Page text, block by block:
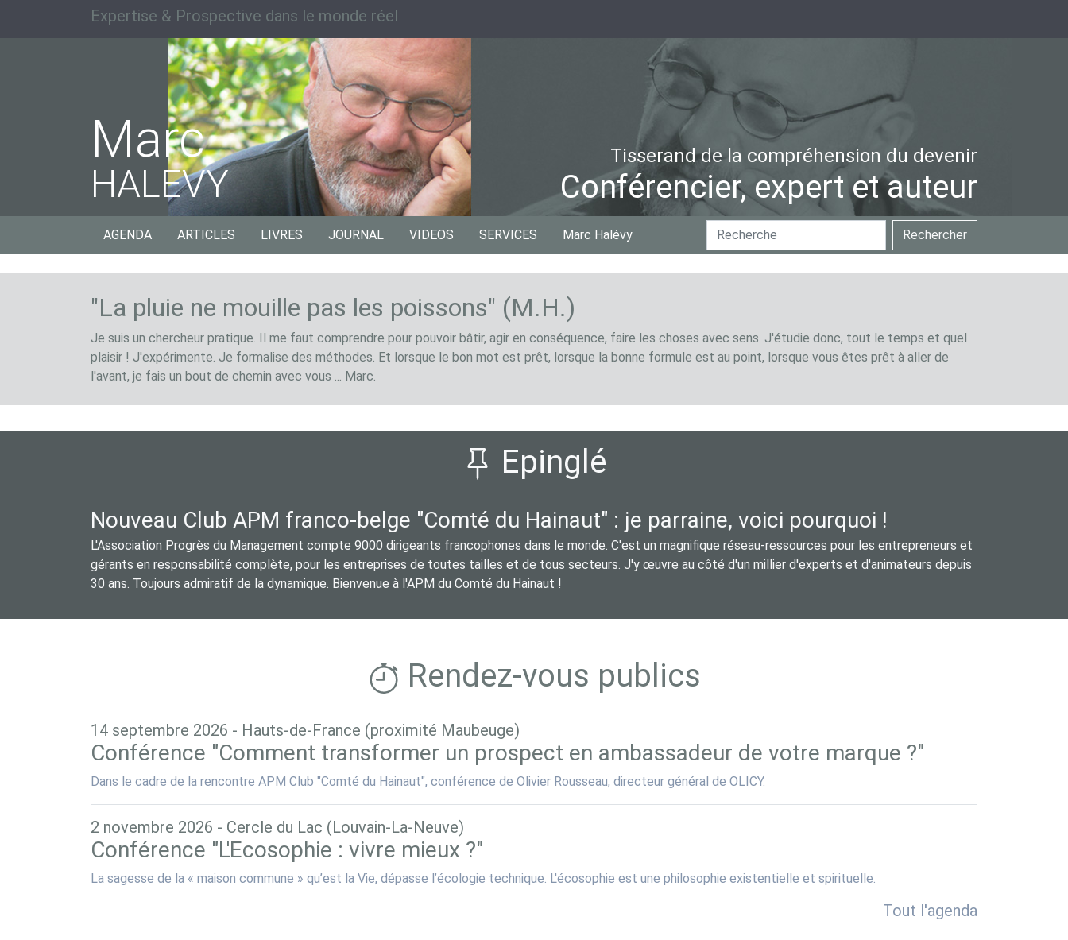
Expertise & Prospective dans le monde réel
Marc
HALEVY
Tisserand de la compréhension du devenir
Conférencier, expert et auteur
AGENDA ARTICLES LIVRES JOURNAL VIDEOS SERVICES Marc Halévy
Chercher
par
Rechercher
Recherche
avancée…
"La pluie ne mouille pas les poissons" (M.H.)
Je suis un chercheur pratique. Il me faut comprendre pour pouvoir bâtir, agir en conséquence, faire les choses avec sens. J'étudie donc, tout le temps et quel
plaisir ! J'expérimente. Je formalise des méthodes. Et lorsque le bon mot est prêt, lorsque la bonne formule est au point, lorsque vous êtes prêt à aller de
l'avant, je fais un bout de chemin avec vous ... Marc.
Epinglé
Nouveau Club APM franco-belge "Comté du Hainaut" : je parraine, voici pourquoi !
L'Association Progrès du Management compte 9000 dirigeants francophones dans le monde. C'est un magnifique réseau-ressources pour les entrepreneurs et
gérants en responsabilité complète, pour les entreprises de toutes tailles et de tous secteurs. J'y œuvre au côté d'un millier d'experts et d'animateurs depuis
30 ans. Toujours admiratif de la dynamique. Bienvenue à l'APM du Comté du Hainaut !
Rendez-vous publics
14 septembre 2026 - Hauts-de-France (proximité Maubeuge)
Conférence "Comment transformer un prospect en ambassadeur de votre marque ?"
Dans le cadre de la rencontre APM Club "Comté du Hainaut", conférence de Olivier Rousseau, directeur général de OLICY.
2 novembre 2026 - Cercle du Lac (Louvain-La-Neuve)
Conférence "L'Ecosophie : vivre mieux ?"
La sagesse de la « maison commune » qu’est la Vie, dépasse l’écologie technique. L'écosophie est une philosophie existentielle et spirituelle.
Tout l'agenda